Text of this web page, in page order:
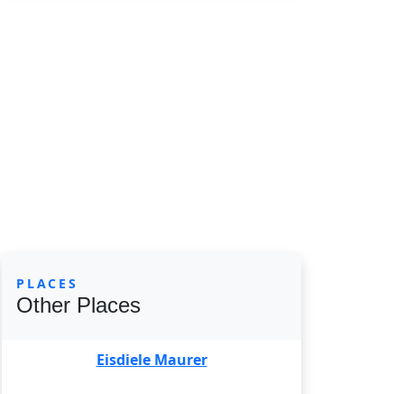
PLACES
Other Places
Eisdiele Maurer